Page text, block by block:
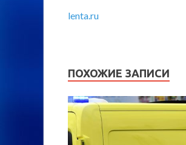
lenta.ru
ПОХОЖИЕ ЗАПИСИ